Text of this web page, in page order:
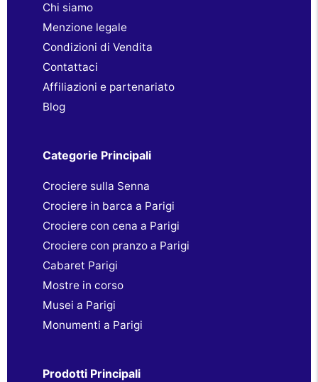
Chi siamo
Menzione legale
Condizioni di Vendita
Contattaci
Affiliazioni e partenariato
Blog
Categorie Principali
Crociere sulla Senna
Crociere in barca a Parigi
Crociere con cena a Parigi
Crociere con pranzo a Parigi
Cabaret Parigi
Mostre in corso
Musei a Parigi
Monumenti a Parigi
Prodotti Principali